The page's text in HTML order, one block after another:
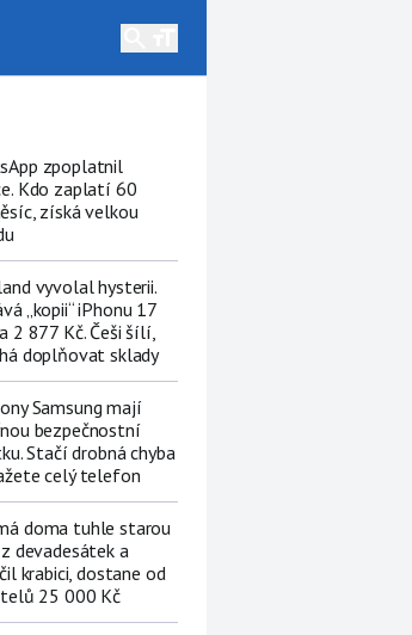
zpoplatnil
Kdo zaplatí 60
získá velkou
vyvolal hysterii.
„kopii“ iPhonu 17
2 877 Kč. Češi šílí,
doplňovat sklady
Samsung mají
bezpečnostní
Stačí drobná chyba
celý telefon
doma tuhle starou
devadesátek a
krabici, dostane od
25 000 Kč